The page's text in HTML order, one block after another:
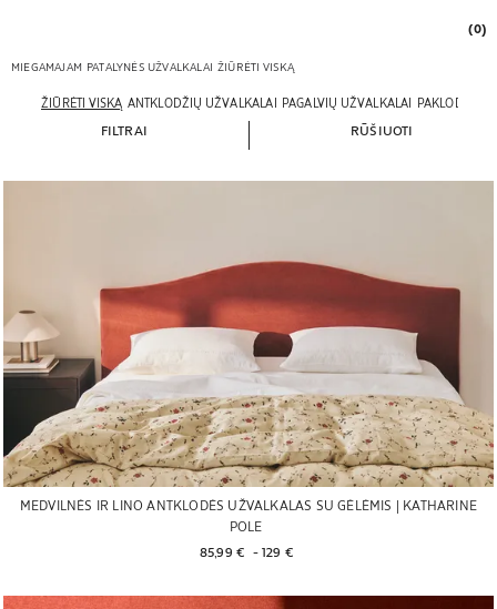
(0)
MIEGAMAJAM PATALYNĖS UŽVALKALAI ŽIŪRĖTI VISKĄ
ŽIŪRĖTI VISKĄ ANTKLODŽIŲ UŽVALKALAI PAGALVIŲ UŽVALKALAI PAKLODĖS
FILTRAI RŪŠIUOTI
MEDVILNĖS IR LINO ANTKLODĖS UŽVALKALAS SU GĖLĖMIS | KATHARINE
POLE
85,99 € - 129 €